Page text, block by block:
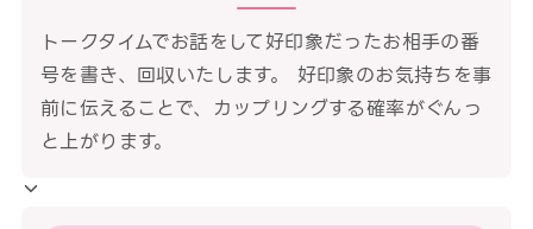
トークタイムでお話をして好印象だったお相手の番
号を書き、回収いたします。 好印象のお気持ちを事
前に伝えることで、カップリングする確率がぐんっ
と上がります。